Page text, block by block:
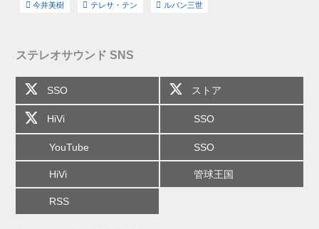
今井美樹 テレサ・テン ルパン三世
ステレオサウンド SNS
SSO ストア
HiVi SSO
YouTube SSO
HiVi 管球王国
RSS